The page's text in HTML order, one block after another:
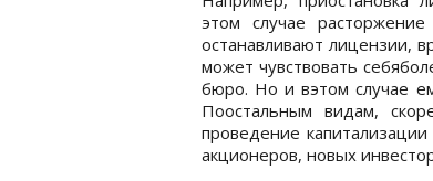
этом случае
останавливают лицензии,
может чувствовать
бюро. Но и вэтом случае
Поостальным видам,
проведение
акционеров, новых